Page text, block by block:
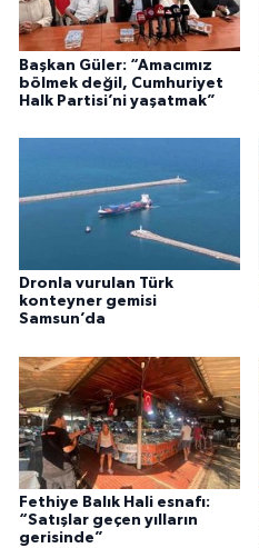
Başkan Güler: “Amacımız
bölmek değil, Cumhuriyet
Halk Partisi’ni yaşatmak”
Dronla vurulan Türk
konteyner gemisi
Samsun’da
Fethiye Balık Hali esnafı:
“Satışlar geçen yılların
gerisinde”